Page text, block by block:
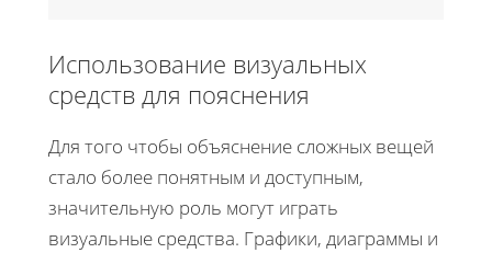
Использование визуальных
средств для пояснения
Для того чтобы объяснение сложных вещей
стало более понятным и доступным,
значительную роль могут играть
визуальные средства. Графики, диаграммы и